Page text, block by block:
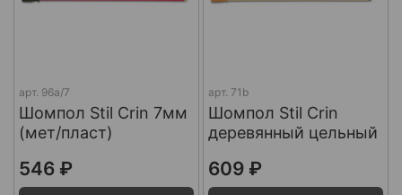
арт. 96a/7
Шомпол Stil Crin 7мм
(мет/пласт)
546 ₽
арт. 71b
Шомпол Stil Crin
деревянный цельный
609 ₽